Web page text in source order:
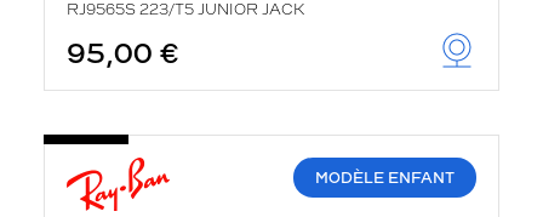
RJ9565S 223/T5 JUNIOR JACK
95,00 €
MODÈLE ENFANT